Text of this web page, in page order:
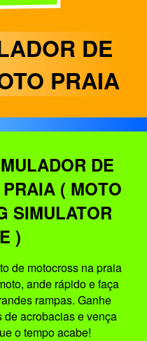
DE
PRAIA
DE
( MOTO
SIMULATOR
)
de motocross na praia
ande rápido e faça
rampas. Ganhe
acrobacias e vença
o tempo acabe!